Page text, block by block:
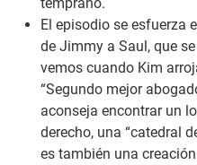
temprano.
El episodio se esfuerza
de Jimmy a Saul, que
vemos cuando Kim
“Segundo mejor
aconseja encontrar un
derecho, una “catedral
es también una